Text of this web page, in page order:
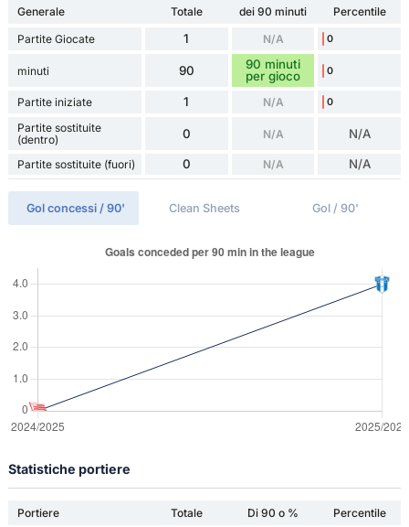
Generale Totale dei 90 minuti
Percentile
Partite Giocate
1 N/A 0
minuti 90
90 minuti
per gioco
0
Partite iniziate 1 N/A 0
Partite sostituite
(dentro)
0 N/A N/A
Partite sostituite (fuori) 0 N/A N/A
Gol concessi / 90' Clean Sheets Gol / 90'
Statistiche portiere
Portiere Totale Di 90 o %
Percentile